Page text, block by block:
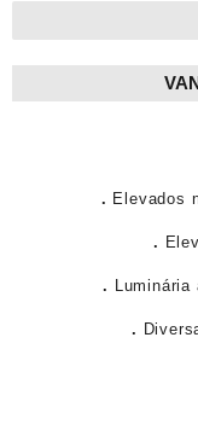
. Elevados
.
.
.